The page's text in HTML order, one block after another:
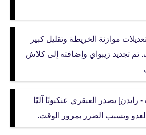
2.0] تعديلات موازنة الخريطة وتقليل كبير
تجديد زيبواي وإضافته إلى كلاش
يصدر العبقري عنكبوتًا آليًا
ويسبب الضرر بمرور الوقت.